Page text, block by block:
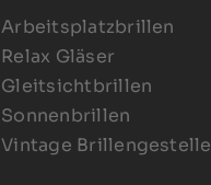
Arbeitsplatzbrillen
Relax Gläser
Gleitsichtbrillen
Sonnenbrillen
Vintage Brillengestelle